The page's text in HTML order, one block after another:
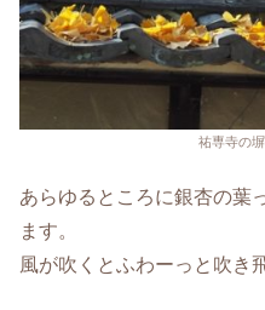
祐専寺の
あらゆるところに銀杏の葉
ます。
風が吹くとふわーっと吹き